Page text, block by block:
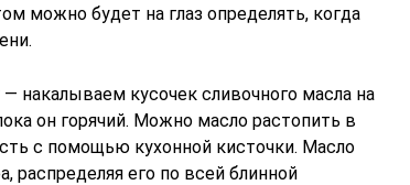
можно будет на глаз определять, когда
накалываем кусочек сливочного масла на
он горячий. Можно масло растопить в
с помощью кухонной кисточки. Масло
распределяя его по всей блинной